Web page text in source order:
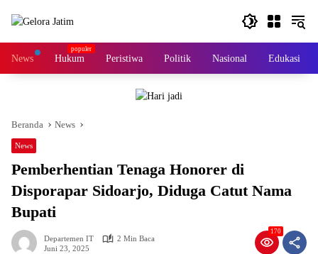
News Hukum Peristiwa Politik Nasional Edukasi
Beranda News
News
Pemberhentian Tenaga Honorer di
Disporapar Sidoarjo, Diduga Catut Nama
Bupati
Departemen IT
2 Min Baca
Juni 23, 2025
170